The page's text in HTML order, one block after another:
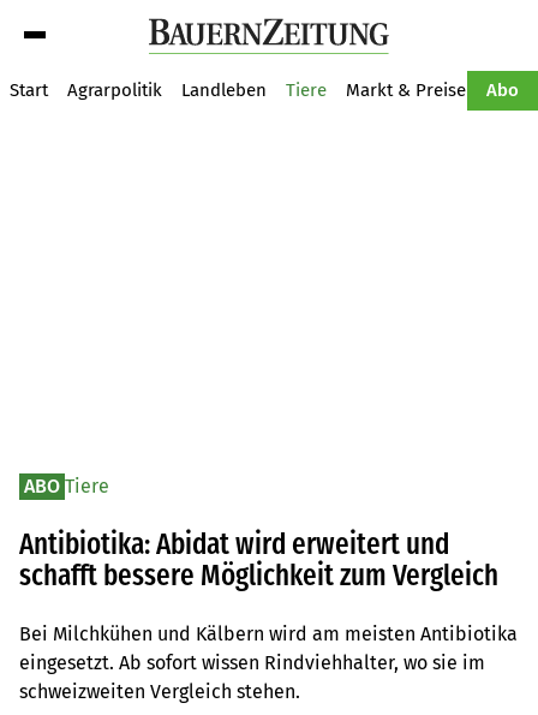
Start Agrarpolitik Landleben Tiere Markt & Preise Abo
ABO Tiere
Antibiotika: Abidat wird erweitert und
schafft bessere Möglichkeit zum Vergleich
Bei Milchkühen und Kälbern wird am meisten Antibiotika
eingesetzt. Ab sofort wissen Rindviehhalter, wo sie im
schweizweiten Vergleich stehen.